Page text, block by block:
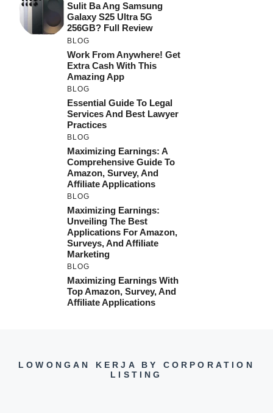
Sulit Ba Ang Samsung
Galaxy S25 Ultra 5G
256GB? Full Review
BLOG
Work From Anywhere! Get
Extra Cash With This
Amazing App
BLOG
Essential Guide To Legal
Services And Best Lawyer
Practices
BLOG
Maximizing Earnings: A
Comprehensive Guide To
Amazon, Survey, And
Affiliate Applications
BLOG
Maximizing Earnings:
Unveiling The Best
Applications For Amazon,
Surveys, And Affiliate
Marketing
BLOG
Maximizing Earnings With
Top Amazon, Survey, And
Affiliate Applications
LOWONGAN KERJA BY CORPORATION
LISTING